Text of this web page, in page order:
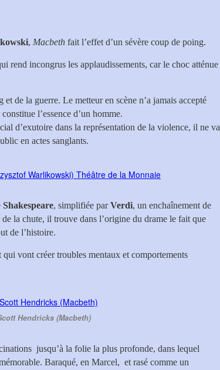
, Macbeth fait l’effet d’un sévère coup de poing.
rend incongrus les applaudissements, car le choc atténue
de la guerre. Le metteur en scène n’a jamais accepté
l’essence d’un homme.
d’exutoire dans la représentation de la violence, il ne va
en actes sanglants.
Shakespeare, simplifiée parVerdi, un enchaînement de
la chute, il trouve dans l’origine du drame le fait que
de l’histoire.
qui vont créer troubles mentaux et comportements
Hendricks (Macbeth)
jusqu’à la folie la plus profonde, dans lequel
Baraqué, en Marcel, et rasé comme un